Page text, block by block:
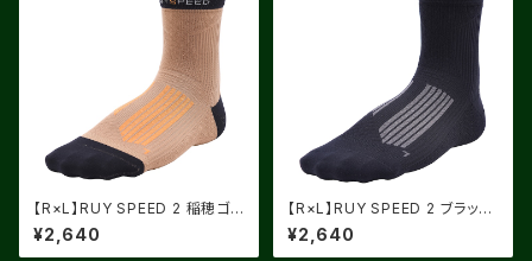
【R×L】RUY SPEED 2 稲穂ゴ
ールド×オレンジ
¥2,640
【R×L】RUY SPEED 2 ブラック
X チャコール
¥2,640